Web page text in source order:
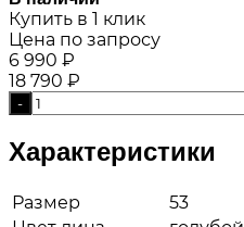
Купить в 1 клик
Цена по запросу
6 990 ₽
18 790 ₽
-
Характеристики
Размер
53